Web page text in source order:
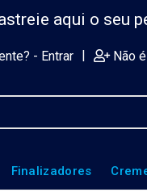
aqui o seu
- Entrar | Não
Finalizadores